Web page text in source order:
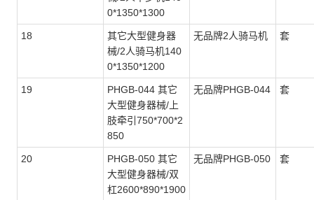
0*1350*1300
18
其它大型健身器
械/2人骑马机140
0*1350*1200
无品牌2人骑马机 套
19
PHGB-044 其它
大型健身器械/上
肢牵引750*700*2
850
无品牌PHGB-044 套
20
PHGB-050 其它
大型健身器械/双
杠2600*890*1900
无品牌PHGB-050 套